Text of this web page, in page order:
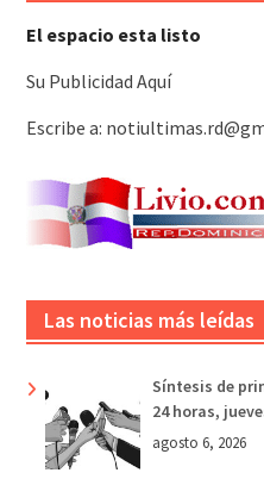
El espacio esta listo
Su Publicidad Aquí
Escribe a:
Las noticias más leídas
Síntesis de
24 horas,
agosto 6, 2026